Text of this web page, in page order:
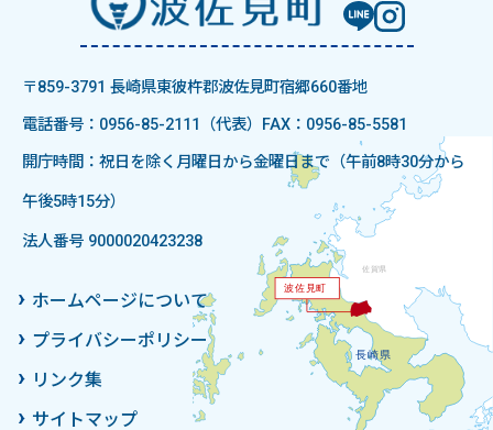
〒859-3791 長崎県東彼杵郡波佐見町宿郷660番地
電話番号：0956-85-2111（代表）
FAX：0956-85-5581
開庁時間：祝日を除く月曜日から金曜日まで（午前8時30分から
午後5時15分）
法人番号 9000020423238
ホームページについて
プライバシーポリシー
リンク集
サイトマップ